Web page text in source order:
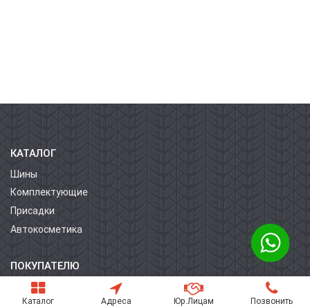
КАТАЛОГ
Шины
Комплектующие
Присадки
Автокосметика
ПОКУПАТЕЛЮ
О компании
Каталог Адреса Юр.Лицам Позвонить